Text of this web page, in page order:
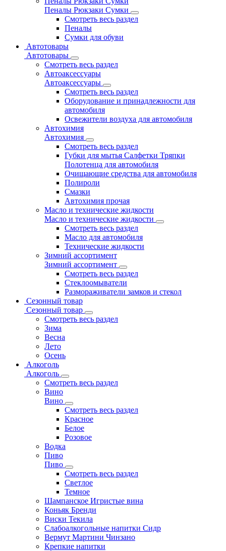
Пеналы Рюкзаки Сумки
Смотреть весь раздел
Пеналы
Сумки для обуви
Автотовары
Автотовары
Смотреть весь раздел
Автоаксессуары
Автоаксессуары
Смотреть весь раздел
Оборудование и принадлежности для
автомобиля
Освежители воздуха для автомобиля
Автохимия
Автохимия
Смотреть весь раздел
Губки для мытья Салфетки Тряпки
Полотенца для автомобиля
Очищающие средства для автомобиля
Полироли
Смазки
Автохимия прочая
Масло и технические жидкости
Масло и технические жидкости
Смотреть весь раздел
Масло для автомобиля
Технические жидкости
Зимний ассортимент
Зимний ассортимент
Смотреть весь раздел
Стеклоомыватели
Размораживатели замков и стекол
Сезонный товар
Сезонный товар
Смотреть весь раздел
Зима
Весна
Лето
Осень
Алкоголь
Алкоголь
Смотреть весь раздел
Вино
Вино
Смотреть весь раздел
Красное
Белое
Розовое
Водка
Пиво
Пиво
Смотреть весь раздел
Cветлое
Темное
Шампанское Игристые вина
Коньяк Бренди
Виски Текила
Слабоалкогольные напитки Сидр
Вермут Мартини Чинзано
Крепкие напитки